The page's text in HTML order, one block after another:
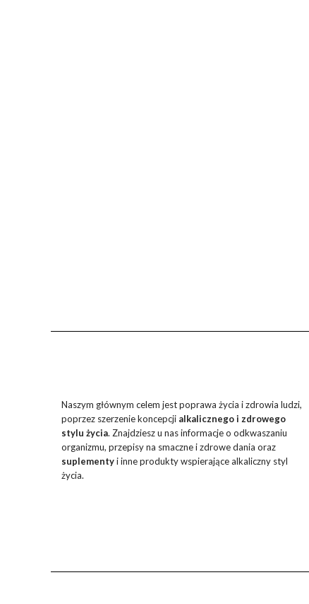
Naszym głównym celem jest poprawa życia i zdrowia ludzi,
poprzez szerzenie koncepcji alkalicznego i zdrowego
stylu życia. Znajdziesz u nas informacje o odkwaszaniu
organizmu, przepisy na smaczne i zdrowe dania oraz
suplementyi inne produkty wspierające alkaliczny styl
życia.